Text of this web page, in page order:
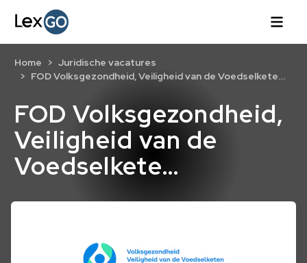
FOD Volksgezondheid,
Veiligheid van de
Voedselkete…
Home
Juridische vacatures
FOD Volksgezondheid, Veiligheid van de Voedselkete…